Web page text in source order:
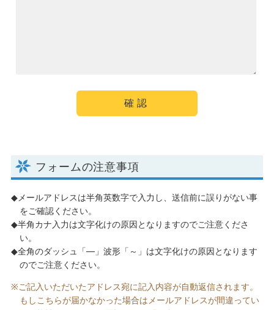
フォームの注意事項
メールアドレスは半角英数字で入力し、送信前に誤りがない事
をご確認ください。
半角カナ入力は文字化けの原因となりますのでご注意くださ
い。
全角のダッシュ「―」波形「～」は文字化けの原因となります
のでご注意ください。
ご記入いただいたアドレス宛に記入内容が自動返信されます。
もしこちらが届かなかった場合はメールアドレスが間違ってい